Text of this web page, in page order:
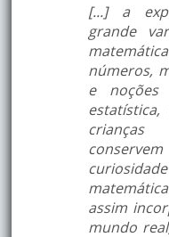
[...] a
grande
números,
e noções
crianças
assim
mundo